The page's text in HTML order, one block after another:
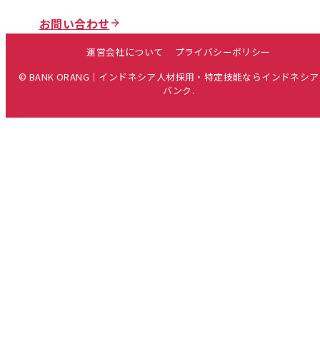
お問い合わせ
運営会社について
プライバシーポリシー
© BANK ORANG｜インドネシア人材採用・特定技能ならインドネシ
バンク.